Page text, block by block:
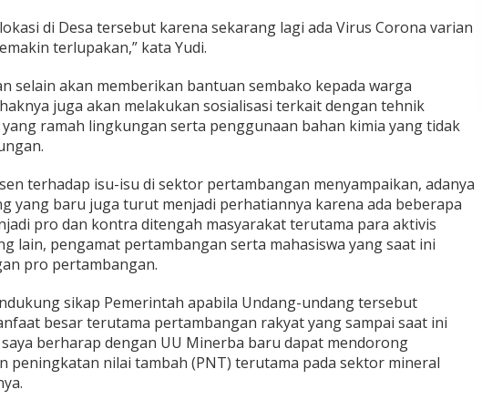
di Desa tersebut karena sekarang lagi ada Virus Corona varian
terlupakan,” kata Yudi.
selain akan memberikan bantuan sembako kepada warga
juga akan melakukan sosialisasi terkait dengan tehnik
ramah lingkungan serta penggunaan bahan kimia yang tidak
terhadap isu-isu di sektor pertambangan menyampaikan, adanya
yang baru juga turut menjadi perhatiannya karena ada beberapa
pro dan kontra ditengah masyarakat terutama para aktivis
lain, pengamat pertambangan serta mahasiswa yang saat ini
pro pertambangan.
sikap Pemerintah apabila Undang-undang tersebut
besar terutama pertambangan rakyat yang sampai saat ini
berharap dengan UU Minerba baru dapat mendorong
peningkatan nilai tambah (PNT) terutama pada sektor mineral